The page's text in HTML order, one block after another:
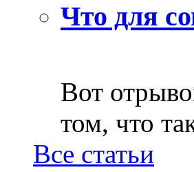
Что для
Вот
том, что
Все статьи